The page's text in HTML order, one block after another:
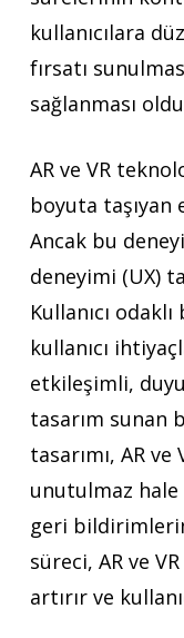
kullanıcılara
fırsatı
sağlanması
AR ve VR
boyuta taşıyan
Ancak bu
deneyimi (UX)
Kullanıcı
kullanıcı
etkileşimli,
tasarım sunan
tasarımı, AR
unutulmaz hale
geri
süreci, AR ve
artırır ve